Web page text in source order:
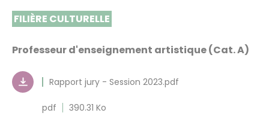
FILIÈRE CULTURELLE
Professeur d'enseignement artistique (Cat. A)
Rapport jury - Session 2023.pdf
pdf 390.31 Ko